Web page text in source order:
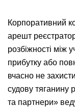
Корпоративний
арешт
розбіжності між
прибутку або
вчасно не
судову тяганину
та партнери»